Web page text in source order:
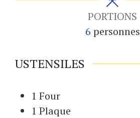
PORTIONS
6 personnes
USTENSILES
1 Four
1 Plaque